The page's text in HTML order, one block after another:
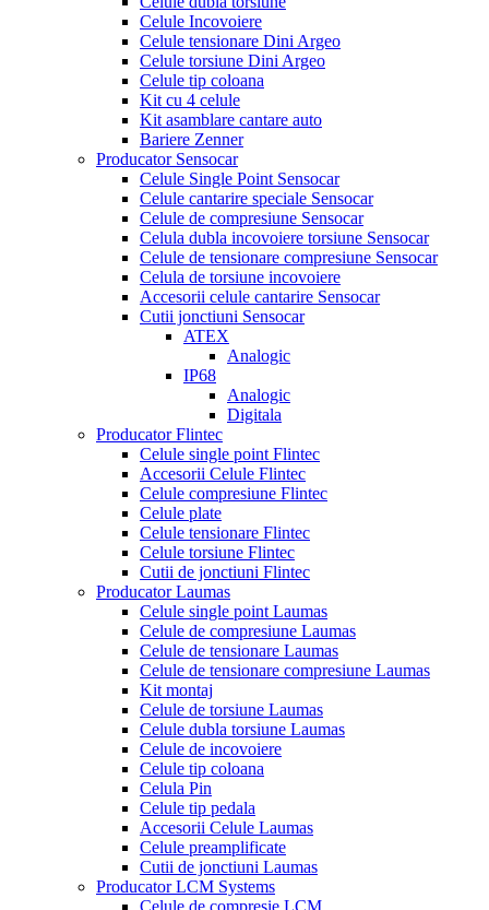
Celule Incovoiere
Celule tensionare Dini Argeo
Celule torsiune Dini Argeo
Celule tip coloana
Kit cu 4 celule
Kit asamblare cantare auto
Bariere Zenner
Producator Sensocar
Celule Single Point Sensocar
Celule cantarire speciale Sensocar
Celule de compresiune Sensocar
Celula dubla incovoiere torsiune Sensocar
Celule de tensionare compresiune Sensocar
Celula de torsiune incovoiere
Accesorii celule cantarire Sensocar
Cutii jonctiuni Sensocar
ATEX
Analogic
IP68
Analogic
Digitala
Producator Flintec
Celule single point Flintec
Accesorii Celule Flintec
Celule compresiune Flintec
Celule plate
Celule tensionare Flintec
Celule torsiune Flintec
Cutii de jonctiuni Flintec
Producator Laumas
Celule single point Laumas
Celule de compresiune Laumas
Celule de tensionare Laumas
Celule de tensionare compresiune Laumas
Kit montaj
Celule de torsiune Laumas
Celule dubla torsiune Laumas
Celule de incovoiere
Celule tip coloana
Celula Pin
Celule tip pedala
Accesorii Celule Laumas
Celule preamplificate
Cutii de jonctiuni Laumas
Producator LCM Systems
Celule de compresie LCM